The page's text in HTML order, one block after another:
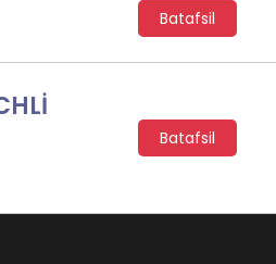
Batafsil
Batafsil